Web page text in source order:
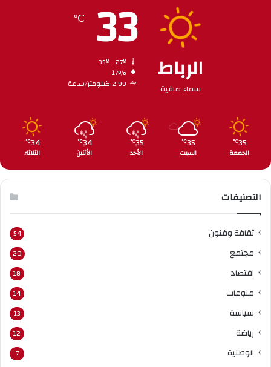
الرباط
سماء صافية
33
℃
17%
2.99 كيلومتر/ساعة
35
℃
الجمعة
35
℃
السبت
35
℃
الأحد
34
℃
الأثنين
34
℃
الثلاثاء
التصنيفات
ثقافة وفنون 54
مجتمع 20
اقتصاد 18
منوعات 14
سياسة 13
رياضة 12
الوطنية 7